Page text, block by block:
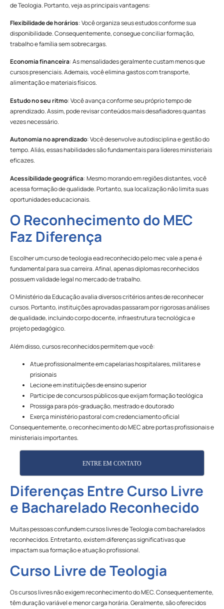
de Teologia. Portanto, veja as principais vantagens:
Flexibilidade de horários: Você organiza seus estudos conforme sua
disponibilidade. Consequentemente, consegue conciliar formação,
trabalho e família sem sobrecargas.
Economia financeira: As mensalidades geralmente custam menos que
cursos presenciais. Ademais, você elimina gastos com transporte,
alimentação e materiais físicos.
Estudo no seu ritmo: Você avança conforme seu próprio tempo de
aprendizado. Assim, pode revisar conteúdos mais desafiadores quantas
vezes necessário.
Autonomia no aprendizado: Você desenvolve autodisciplina e gestão do
tempo. Aliás, essas habilidades são fundamentais para líderes ministeriais
eficazes.
Acessibilidade geográfica: Mesmo morando em regiões distantes, você
acessa formação de qualidade. Portanto, sua localização não limita suas
oportunidades educacionais.
O Reconhecimento do MEC
Faz Diferença
Escolher um curso de teologia ead reconhecido pelo mec vale a pena é
fundamental para sua carreira. Afinal, apenas diplomas reconhecidos
possuem validade legal no mercado de trabalho.
O Ministério da Educação avalia diversos critérios antes de reconhecer
cursos. Portanto, instituições aprovadas passaram por rigorosas análises
de qualidade, incluindo corpo docente, infraestrutura tecnológica e
projeto pedagógico.
Além disso, cursos reconhecidos permitem que você:
Atue profissionalmente em capelarias hospitalares, militares e
prisionais
Lecione em instituições de ensino superior
Participe de concursos públicos que exijam formação teológica
Prossiga para pós-graduação, mestrado e doutorado
Exerça ministério pastoral com credenciamento oficial
Consequentemente, o reconhecimento do MEC abre portas profissionais e
ministeriais importantes.
ENTRE EM CONTATO
Diferenças Entre Curso Livre
e Bacharelado Reconhecido
Muitas pessoas confundem cursos livres de Teologia com bacharelados
reconhecidos. Entretanto, existem diferenças significativas que
impactam sua formação e atuação profissional.
Curso Livre de Teologia
Os cursos livres não exigem reconhecimento do MEC. Consequentemente,
têm duração variável e menor carga horária. Geralmente, são oferecidos